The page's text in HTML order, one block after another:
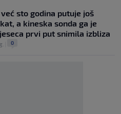
sto godina putuje još
a kineska sonda ga je
prvi put snimila izbliza
0